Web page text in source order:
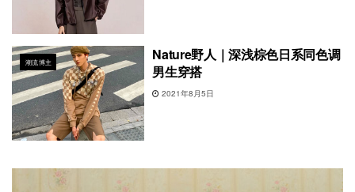
潮流博主
Nature野人｜深浅棕色日系同色调
男生穿搭
2021年8月5日